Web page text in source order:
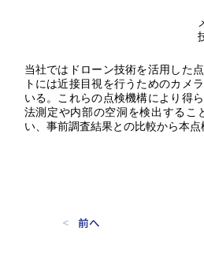
当社ではドローン技術を活用した
トには近接目視を行うためのカメ
いる。これらの点検機構により得
法測定や内部の空洞を検出するこ
い、事前調査結果との比較から本
前へ